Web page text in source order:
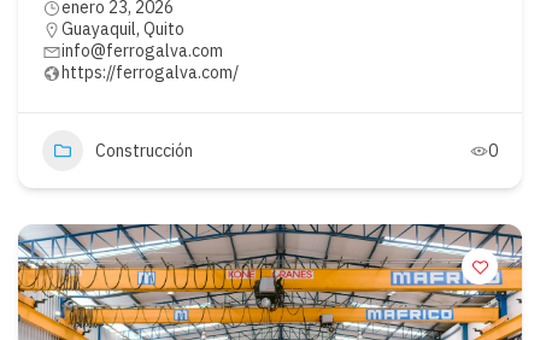
enero 23, 2026
Guayaquil, Quito
info@ferrogalva.com
https://ferrogalva.com/
Construcción 0